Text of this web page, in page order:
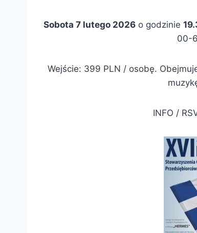
Sobota 7 lutego 2026 o godzinie
00-
Wejście: 399 PLN / osobę.
INFO /